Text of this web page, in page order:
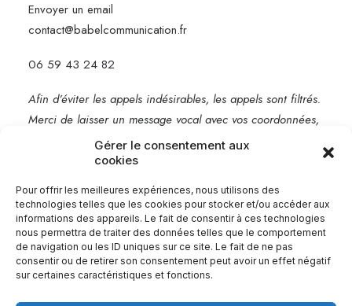
Gérer le consentement aux
cookies
Pour offrir les meilleures expériences, nous utilisons des
technologies telles que les cookies pour stocker et/ou accéder aux
informations des appareils. Le fait de consentir à ces technologies
nous permettra de traiter des données telles que le comportement
de navigation ou les ID uniques sur ce site. Le fait de ne pas
consentir ou de retirer son consentement peut avoir un effet négatif
sur certaines caractéristiques et fonctions.
Envoyer un email
contact@babelcommunication.fr
06 59 43 24 82
Afin d’éviter les appels indésirables, les appels sont filtrés.
Merci de laisser un message vocal avec vos coordonnées,
je vous rappelle rapidement.
Mentions légales